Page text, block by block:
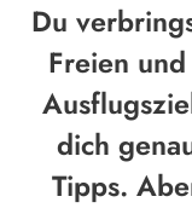
Du
Freien
dich
Tipps.